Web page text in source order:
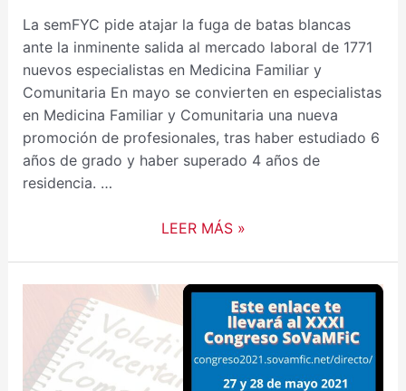
La semFYC pide atajar la fuga de batas blancas
ante la inminente salida al mercado laboral de 1771
nuevos especialistas en Medicina Familiar y
Comunitaria En mayo se convierten en especialistas
en Medicina Familiar y Comunitaria una nueva
promoción de profesionales, tras haber estudiado 6
años de grado y haber superado 4 años de
residencia. …
LEER MÁS »